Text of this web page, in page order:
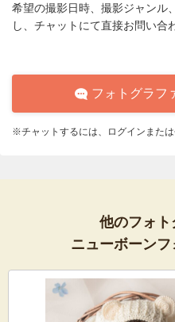
希望の撮影日時、撮影ジャンル
し、チャットにて直接お問い合
フォトグラフ
※チャットするには、ログインまたは
他のフォ
ニューボーン